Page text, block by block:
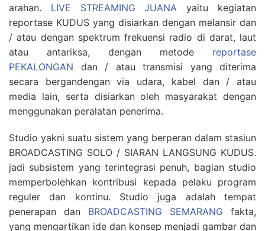
arahan. LIVE STREAMING JUANA yaitu kegiatan
reportase KUDUS yang disiarkan dengan melansir dan
/ atau dengan spektrum frekuensi radio di darat, laut
atau antariksa, dengan metode reportase
PEKALONGAN dan / atau transmisi yang diterima
secara bergandengan via udara, kabel dan / atau
media lain, serta disiarkan oleh masyarakat dengan
menggunakan peralatan penerima.
Studio yakni suatu sistem yang berperan dalam stasiun
BROADCASTING SOLO / SIARAN LANGSUNG KUDUS.
jadi subsistem yang terintegrasi penuh, bagian studio
memperbolehkan kontribusi kepada pelaku program
reguler dan kontinu. Studio juga adalah tempat
penerapan dan BROADCASTING SEMARANG fakta,
yang mengartikan ide dan konsep menjadi gambar dan